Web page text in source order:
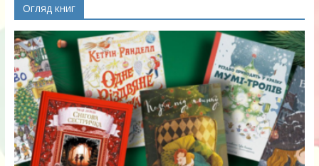
Огляд книг